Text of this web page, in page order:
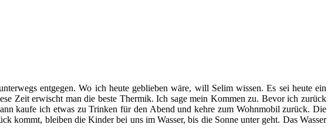
entgegen. Wo ich heute geblieben wäre, will Selim wissen. Es sei heute ein
Zeit erwischt man die beste Thermik. Ich sage mein Kommen zu. Bevor ich zurück
kaufe ich etwas zu Trinken für den Abend und kehre zum Wohnmobil zurück. Die
kommt, bleiben die Kinder bei uns im Wasser, bis die Sonne unter geht. Das Wasser